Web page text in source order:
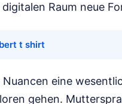
Raum neue
t shirt
eine
gehen.